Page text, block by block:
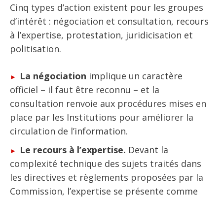
Cinq types d’action existent pour les groupes
d’intérêt : négociation et consultation, recours
à l’expertise, protestation, juridicisation et
politisation.
La négociation implique un caractère
officiel – il faut être reconnu – et la
consultation renvoie aux procédures mises en
place par les Institutions pour améliorer la
circulation de l’information.
Le recours à l’expertise. Devant la
complexité technique des sujets traités dans
les directives et règlements proposées par la
Commission, l’expertise se présente comme